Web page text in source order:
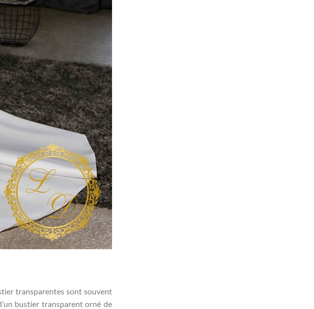
transparentes sont souvent
bustier transparent orné de